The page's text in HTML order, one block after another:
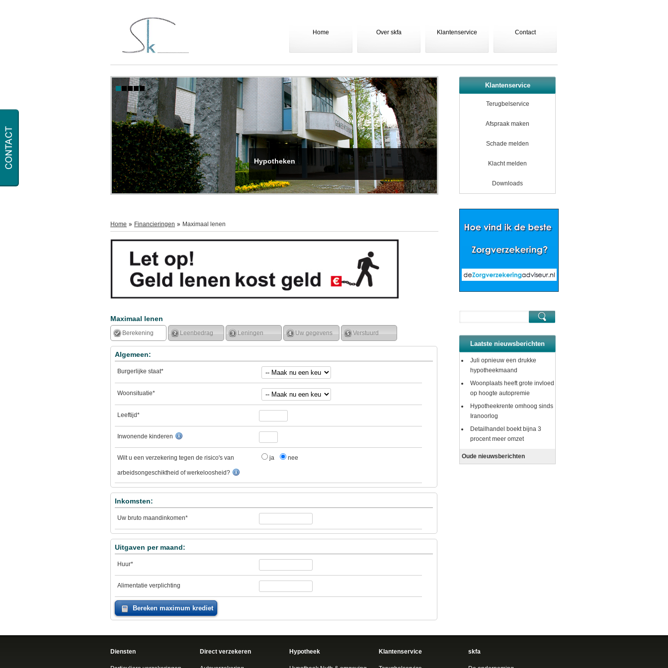
Home Over skfa Klantenservice Contact
Hypotheken
Home Financieringen Maximaal lenen
Maximaal lenen
Berekening Leenbedrag Leningen Uw gegevens Verstuurd
Algemeen:
Burgerlijke staat*
Woonsituatie*
Leeftijd*
Inwonende kinderen
Wilt u een verzekering tegen de risico's van
arbeidsongeschiktheid of werkeloosheid?
ja nee
Inkomsten:
Uw bruto maandinkomen*
Uitgaven per maand:
Huur*
Alimentatie verplichting
Klantenservice
Terugbelservice
Afspraak maken
Schade melden
Klacht melden
Downloads
Laatste nieuwsberichten
Juli opnieuw een drukke
hypotheekmaand
Woonplaats heeft grote invloed
op hoogte autopremie
Hypotheekrente omhoog sinds
Iranoorlog
Detailhandel boekt bijna 3
procent meer omzet
Oude nieuwsberichten
Diensten Direct verzekeren Hypotheek Klantenservice skfa